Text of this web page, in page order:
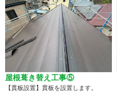
屋根葺き替え工事⑤
【貫板設置】貫板を設置します。